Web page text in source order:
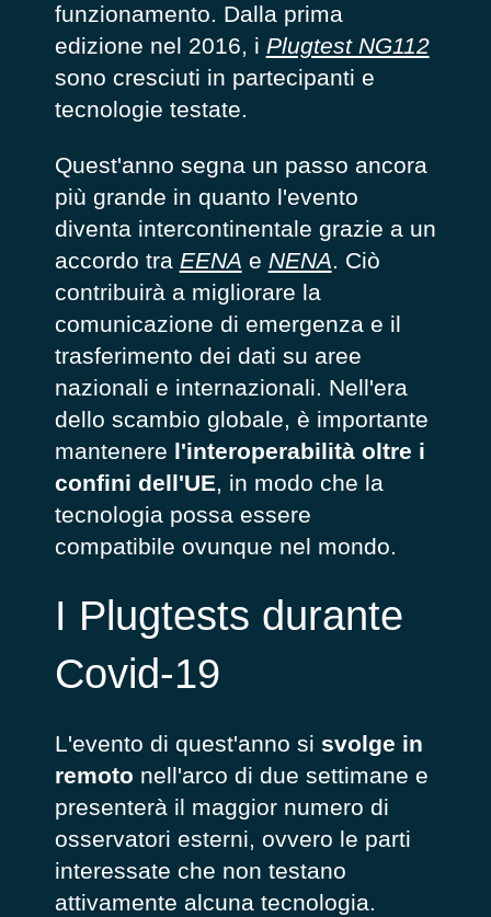
funzionamento. Dalla prima
edizione nel 2016, i Plugtest NG112
sono cresciuti in partecipanti e
tecnologie testate.
Quest'anno segna un passo ancora
più grande in quanto l'evento
diventa intercontinentale grazie a un
accordo tra EENA e NENA. Ciò
contribuirà a migliorare la
comunicazione di emergenza e il
trasferimento dei dati su aree
nazionali e internazionali. Nell'era
dello scambio globale, è importante
mantenere l'interoperabilità oltre i
confini dell'UE, in modo che la
tecnologia possa essere
compatibile ovunque nel mondo.
I Plugtests durante
Covid-19
L'evento di quest'anno si svolge in
remoto nell'arco di due settimane e
presenterà il maggior numero di
osservatori esterni, ovvero le parti
interessate che non testano
attivamente alcuna tecnologia.